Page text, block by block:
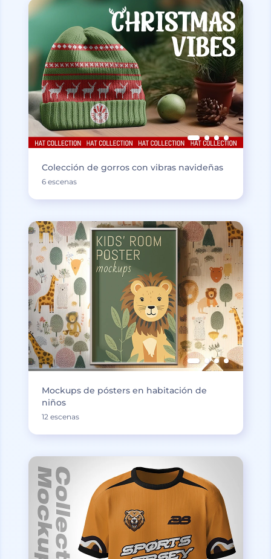
Colección de gorros con vibras navideñas
6 escenas
Mockups de pósters en habitación de
niños
12 escenas